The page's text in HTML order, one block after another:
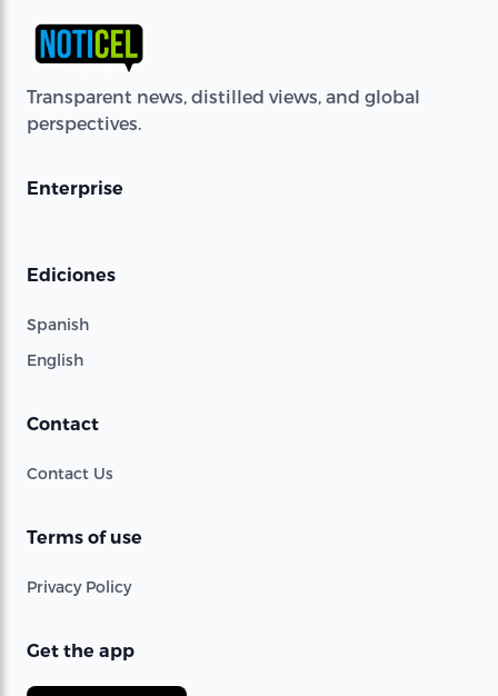
Transparent news, distilled views, and global
perspectives.
Enterprise
Ediciones
Spanish
English
Contact
Contact Us
Terms of use
Privacy Policy
Get the app